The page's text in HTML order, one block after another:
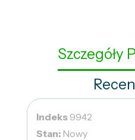
Szczegóły
Indeks 9942
Stan: Nowy